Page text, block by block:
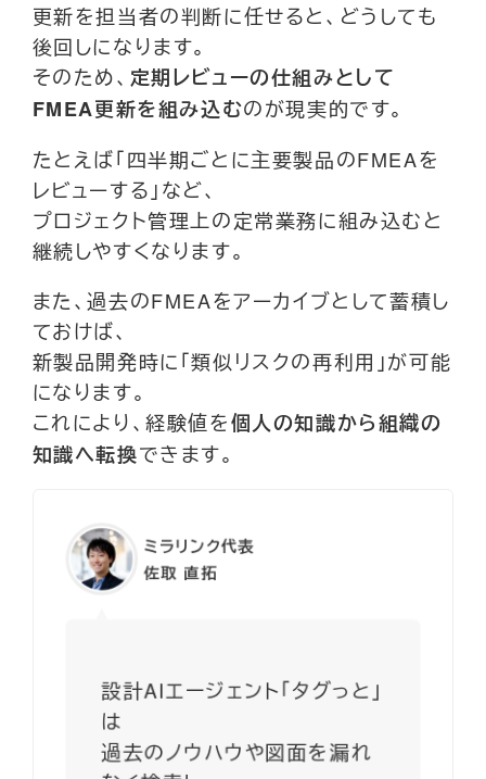
更新を担当者の判断に任せると、どうしても
後回しになります。
そのため、 定期レビューの仕組みとして
FMEA更新を組み込むのが現実的です。
たとえば「四半期ごとに主要製品のFMEAを
レビューする」など、
プロジェクト管理上の定常業務に組み込むと
継続しやすくなります。
また、過去のFMEAをアーカイブとして蓄積し
ておけば、
新製品開発時に「類似リスクの再利用」が可能
になります。
これにより、経験値を個人の知識から組織の
知識へ転換できます。
ミラリンク代表
佐取 直拓
設計AIエージェント「タグっと」
は
過去のノウハウや図面を漏れ